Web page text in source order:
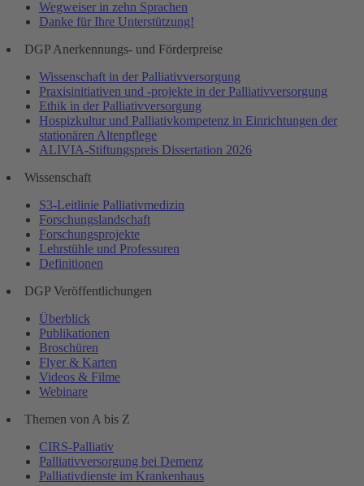
Wegweiser in zehn Sprachen
Danke für Ihre Unterstützung!
DGP Anerkennungs- und Förderpreise
Wissenschaft in der Palliativversorgung
Praxisinitiativen und -projekte in der Palliativversorgung
Ethik in der Palliativversorgung
Hospizkultur und Palliativkompetenz in Einrichtungen der
stationären Altenpflege
ALIVIA-Stiftungspreis Dissertation 2026
Wissenschaft
S3-Leitlinie Palliativmedizin
Forschungslandschaft
Forschungsprojekte
Lehrstühle und Professuren
Definitionen
DGP Veröffentlichungen
Überblick
Publikationen
Broschüren
Flyer & Karten
Videos & Filme
Webinare
Themen von A bis Z
CIRS-Palliativ
Palliativversorgung bei Demenz
Palliativdienste im Krankenhaus